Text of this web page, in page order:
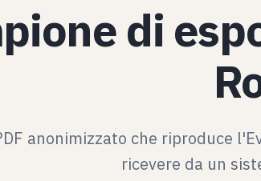
di
anonimizzato che riproduce
ricevere da un